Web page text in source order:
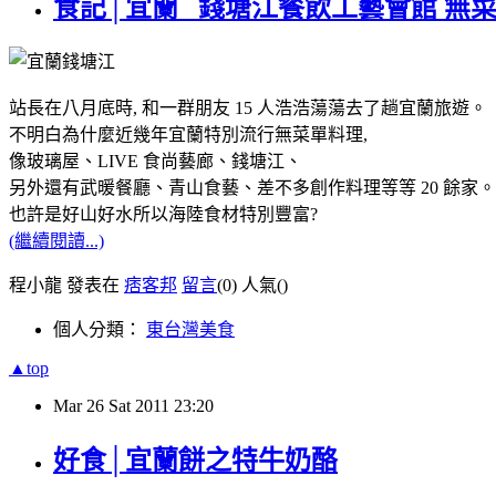
食記│宜蘭_ 錢塘江餐飲工藝會館 無
站長在八月底時, 和一群朋友 15 人浩浩蕩蕩去了趟宜蘭旅遊。
不明白為什麼近幾年宜蘭特別流行無菜單料理,
像玻璃屋、LIVE 食尚藝廊、錢塘江、
另外還有武暖餐廳、青山食藝、差不多創作料理等等 20 餘家。
也許是好山好水所以海陸食材特別豐富?
(繼續閱讀...)
程小龍 發表在 痞客邦 留言(0) 人氣()
個人分類： 東台灣美食
▲top
Mar 26 Sat 2011 23:20
好食│宜蘭餅之特牛奶酪